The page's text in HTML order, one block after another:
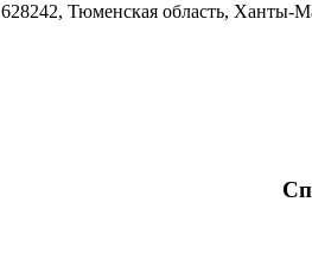
628242, Тюменская область, Ханты-